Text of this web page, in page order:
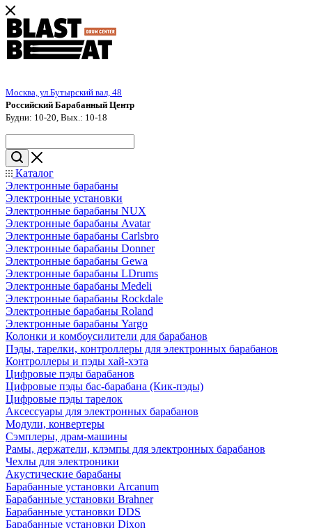
Москва, ул.Бутырский вал, 48
Российский Барабанный Центр
Будни: 10-20, Вых.: 10-18
Каталог
Электронные барабаны
Электронные установки
Электронные барабаны NUX
Электронные барабаны Avatar
Электронные барабаны Carlsbro
Электронные барабаны Donner
Электронные барабаны Gewa
Электронные барабаны LDrums
Электронные барабаны Medeli
Электронные барабаны Rockdale
Электронные барабаны Roland
Электронные барабаны Yargo
Колонки и комбоусилители для барабанов
Пэды, тарелки, контроллеры для электронных барабанов
Контроллеры и пэды хай-хэта
Цифровые пэды барабанов
Цифровые пэды бас-барабана (Кик-пэды)
Цифровые пэды тарелок
Аксессуары для электронных барабанов
Модули, конвертеры
Сэмплеры, драм-машины
Рамы, держатели, клэмпы для электронных барабанов
Чехлы для электроники
Акустические барабаны
Барабанные установки Arcanum
Барабанные установки Brahner
Барабанные установки DDS
Барабанные установки Dixon